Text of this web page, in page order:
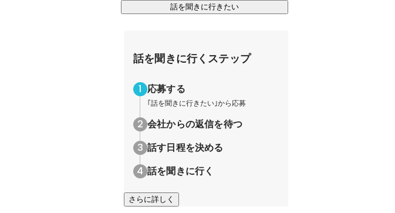
話を聞きに行きたい
話を聞きに行くステップ
応募する
｢話を聞きに行きたい｣から応募
会社からの返信を待つ
話す日程を決める
話を聞きに行く
さらに詳しく